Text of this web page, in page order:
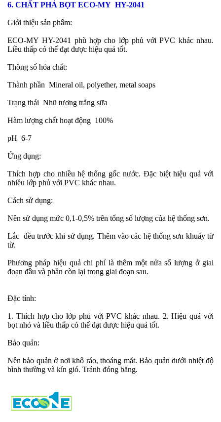
6. CHẤT PHÁ BỌT ECO-MY HY-2041
Giới thiệu sản phẩm:
ECO-MY HY-2041 phù hợp cho lớp phủ với PVC khác nhau.
Liều thấp có thể đạt được hiệu quả tốt.
Thông số hóa chất:
Thành phần Mineral oil, polyether, metal soaps
Trạng thái Nhũ tương trắng sữa
Hàm lượng chất hoạt động 100%
pH 6-7
Ứng dụng:
Thích hợp cho nhiều hệ thống gốc nước. Đặc biệt hiệu quả với
nhiều lớp phủ với PVC khác nhau.
Cách sử dụng:
Nên sử dụng mức 0,1-0,5% trên tổng số lượng của hệ thống sơn.
Lắc đều trước khi sử dụng. Thêm vào các hệ thống sơn khuấy từ
từ.
Phương pháp hiệu quả chi phí là thêm một nửa số lượng ở giai
đoạn đầu và phần còn lại trong giai đoạn sau.
Đặc tính:
1. Thích hợp cho lớp phủ với PVC khác nhau. 2. Hiệu quả với
bọt nhỏ và liều thấp có thể đạt được hiệu quả tốt.
Bảo quản:
Nên bảo quản ở nơi khô ráo, thoáng mát. Bảo quản dưới nhiệt độ
bình thường và kín gió. Tránh đóng băng.